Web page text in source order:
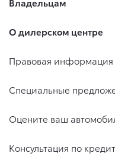
О дилерском центре
Правовая информация
Специальные
Оцените ваш
Консультация по